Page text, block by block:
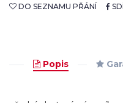
DO SEZNAMU PŘÁNÍ
Popis